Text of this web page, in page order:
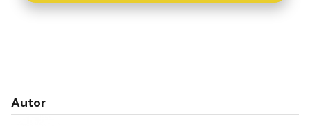
Autor